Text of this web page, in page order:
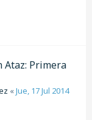
Ataz: Primera
«Jue, 17 Jul 2014